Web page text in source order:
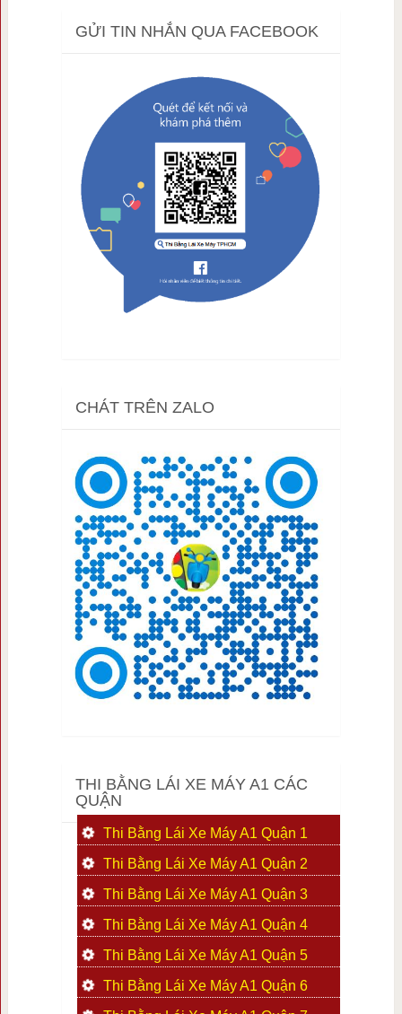
GỬI TIN NHẮN QUA FACEBOOK
CHÁT TRÊN ZALO
THI BẰNG LÁI XE MÁY A1 CÁC
QUẬN
Thi Bằng Lái Xe Máy A1 Quận 1
Thi Bằng Lái Xe Máy A1 Quận 2
Thi Bằng Lái Xe Máy A1 Quận 3
Thi Bằng Lái Xe Máy A1 Quận 4
Thi Bằng Lái Xe Máy A1 Quận 5
Thi Bằng Lái Xe Máy A1 Quận 6